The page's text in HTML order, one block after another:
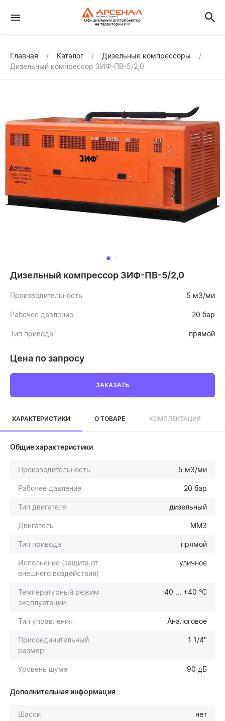
Главная Каталог
Дизельные компрессоры
Дизельный компрессор ЗИФ-ПВ-5/2,0
Дизельный компрессор ЗИФ-ПВ-5/2,0
Производительность 5 м3/ми
Рабочее давление 20 бар
Тип привода прямой
Цена по запросу
ЗАКАЗАТЬ
ХАРАКТЕРИСТИКИ О ТОВАРЕ КОМПЛЕКТАЦИЯ
Общие характеристики
Производительность 5 м3/ми
Рабочее давление 20 бар
Тип двигателя дизельный
Двигатель ММЗ
Тип привода прямой
Исполнение (защита от
внешнего воздействия)
уличное
Температурный режим
эксплуатации
-40 ... +40 °С
Тип управления Аналоговое
Присоединительный
размер
1 1/4"
Уровень шума 90 дБ
Дополнительная информация
Шасси нет